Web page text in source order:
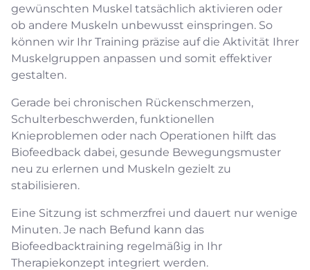
gewünschten Muskel tatsächlich aktivieren oder
ob andere Muskeln unbewusst einspringen. So
können wir Ihr Training präzise auf die Aktivität Ihrer
Muskelgruppen anpassen und somit effektiver
gestalten.
Gerade bei chronischen Rückenschmerzen,
Schulterbeschwerden, funktionellen
Knieproblemen oder nach Operationen hilft das
Biofeedback dabei, gesunde Bewegungsmuster
neu zu erlernen und Muskeln gezielt zu
stabilisieren.
Eine Sitzung ist schmerzfrei und dauert nur wenige
Minuten. Je nach Befund kann das
Biofeedbacktraining regelmäßig in Ihr
Therapiekonzept integriert werden.